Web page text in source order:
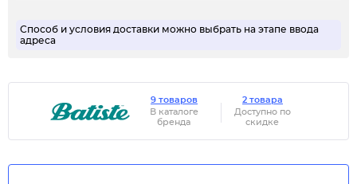
Способ и условия доставки можно выбрать на этапе ввода
адреса
9 товаров
В каталоге
бренда
2 товара
Доступно по
скидке